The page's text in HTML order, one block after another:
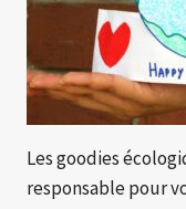
Les goodies
responsable pour